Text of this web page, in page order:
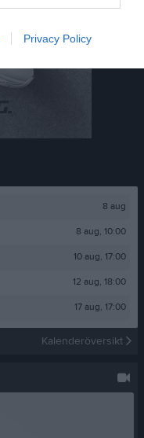
Privacy Policy
8 aug
8 aug, 10:00
10 aug, 17:00
12 aug, 18:00
17 aug, 17:00
Kalenderöversikt